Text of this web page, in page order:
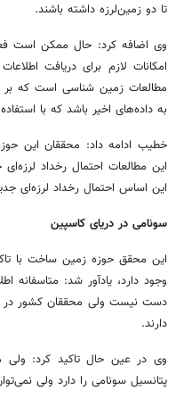
تا دو زمین‌لرزه داشته باشند.
وی اضافه کرد: حال ممکن است
امکانات لازم برای دریافت
مطالعات زمین شناسی است که
به داده‌های اخیر باشد که با
خطیب ادامه داد: محققان این
این مطالعات احتمال رخداد
این اساس احتمال رخداد لرزه‌ای
سونامی در دریای کاسپین
این محقق حوزه زمین ساخت با
وجود دارد، یادآور شد: متاسفانه
دست نیست ولی محققان کشور در
دارند.
وی در عین حال تاکید کرد: ولی
پتانسیل سونامی را دارد ولی